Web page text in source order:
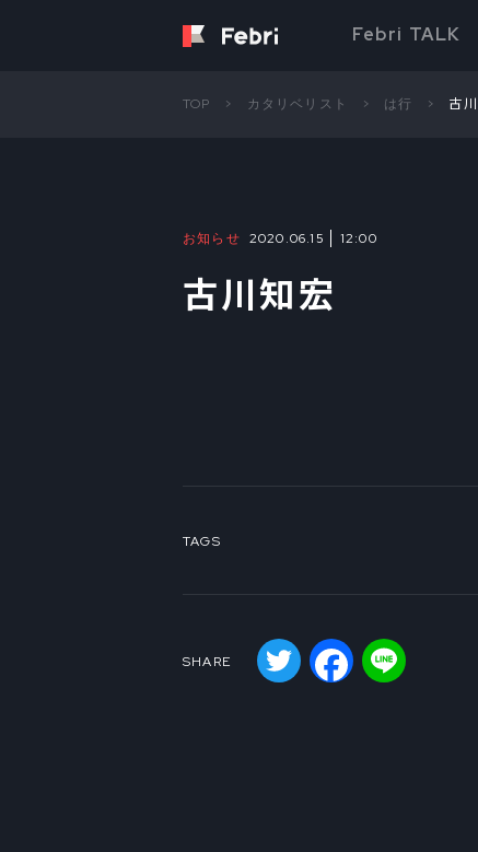
Febri TALK
TOP カタリベリスト は行 古
お知らせ 2020.06.15 12:00
古川知宏
TAGS
SHARE
Twitter Facebook